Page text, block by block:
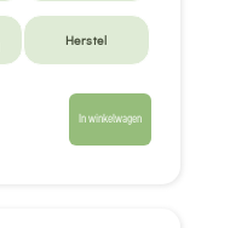
Herstel
In winkelwagen